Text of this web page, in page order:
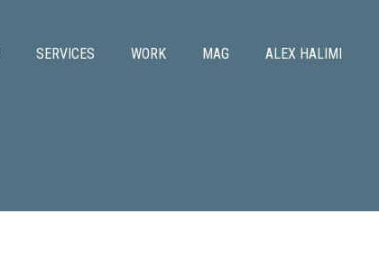
SERVICES WORK MAG ALEX HALIMI